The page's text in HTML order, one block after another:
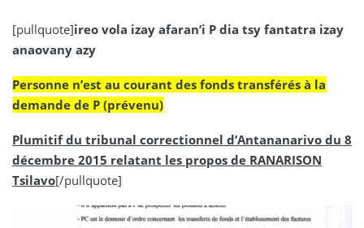
[pullquote]ireo vola izay afaran’i P dia tsy fantatra izay
anaovany azy
Personne n’est au courant des fonds transférés à la
demande de P (prévenu)
Plumitif du tribunal correctionnel d’Antananarivo du 8
décembre 2015 relatant les propos de RANARISON
Tsilavo[/pullquote]